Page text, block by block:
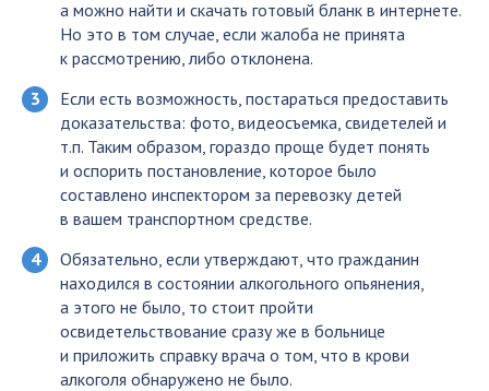
а можно найти и скачать готовый бланк в интернете.
Но это в том случае, если жалоба не принята
к рассмотрению, либо отклонена.
Если есть возможность, постараться предоставить
доказательства: фото, видеосъемка, свидетелей и
т.п. Таким образом, гораздо проще будет понять
и оспорить постановление, которое было
составлено инспектором за перевозку детей
в вашем транспортном средстве.
Обязательно, если утверждают, что гражданин
находился в состоянии алкогольного опьянения,
а этого не было, то стоит пройти
освидетельствование сразу же в больнице
и приложить справку врача о том, что в крови
алкоголя обнаружено не было.